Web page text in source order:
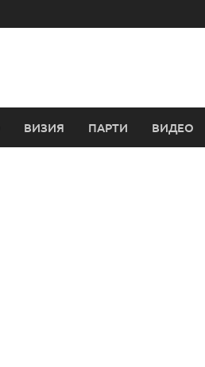
ВИЗИЯ ПАРТИ ВИДЕО